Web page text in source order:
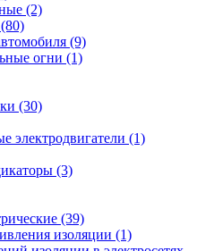
(2)
(9)
огни (1)
(30)
электродвигатели (1)
(3)
(39)
изоляции (1)